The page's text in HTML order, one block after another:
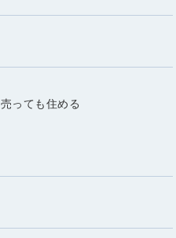
売っても住める